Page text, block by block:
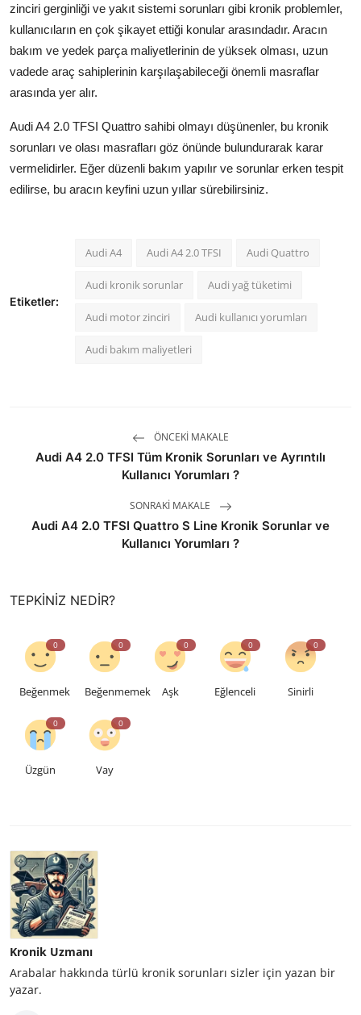
zinciri gerginliği ve yakıt sistemi sorunları gibi kronik problemler,
kullanıcıların en çok şikayet ettiği konular arasındadır. Aracın
bakım ve yedek parça maliyetlerinin de yüksek olması, uzun
vadede araç sahiplerinin karşılaşabileceği önemli masraflar
arasında yer alır.
Audi A4 2.0 TFSI Quattro sahibi olmayı düşünenler, bu kronik
sorunları ve olası masrafları göz önünde bulundurarak karar
vermelidirler. Eğer düzenli bakım yapılır ve sorunlar erken tespit
edilirse, bu aracın keyfini uzun yıllar sürebilirsiniz.
Etiketler:
Audi A4 Audi A4 2.0 TFSI Audi Quattro
Audi kronik sorunlar Audi yağ tüketimi
Audi motor zinciri Audi kullanıcı yorumları
Audi bakım maliyetleri
ÖNCEKI MAKALE
Audi A4 2.0 TFSI Tüm Kronik Sorunları ve Ayrıntılı
Kullanıcı Yorumları ?
SONRAKI MAKALE
Audi A4 2.0 TFSI Quattro S Line Kronik Sorunlar ve
Kullanıcı Yorumları ?
TEPKINIZ NEDIR?
0
Beğenmek
0
Beğenmemek
0
Aşk
0
Eğlenceli
0
Sinirli
0
Üzgün
0
Vay
Kronik Uzmanı
Arabalar hakkında türlü kronik sorunları sizler için yazan bir
yazar.